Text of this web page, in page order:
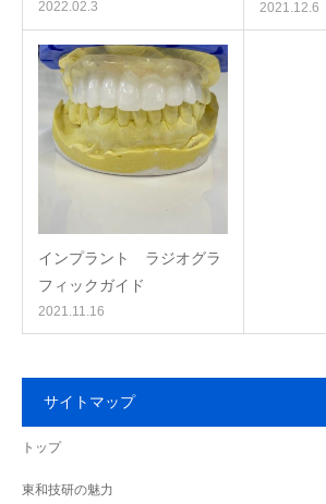
2022.02.3 2021.12.6
インプラント ラジオグラ
フィックガイド
2021.11.16
サイトマップ
トップ
東和技研の魅力